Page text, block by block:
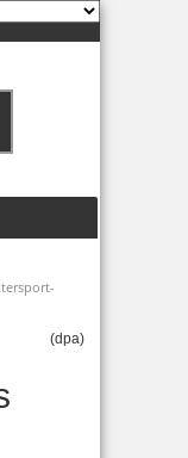
(dpa)